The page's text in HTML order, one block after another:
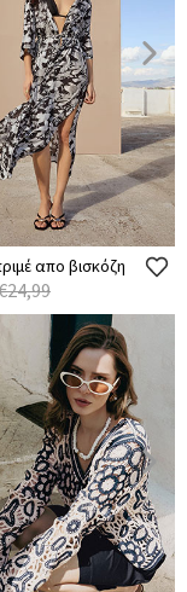
απο βισκόζη